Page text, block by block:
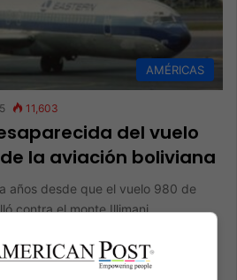
AMÉRICAS
11,603
del vuelo
la aviación boliviana
años desde que el vuelo 980 de
contra el monte Illimani…